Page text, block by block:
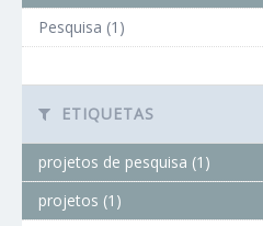
Pesquisa (1)
ETIQUETAS
projetos de pesquisa (1)
projetos (1)